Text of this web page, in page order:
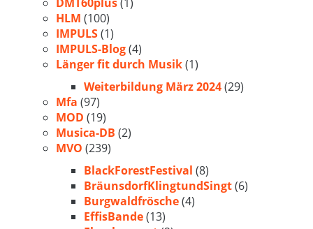
HLM (100)
IMPULS(1)
IMPULS-Blog(4)
Länger fit durch Musik(1)
Weiterbildung März 2024(29)
Mfa (97)
MOD (19)
Musica-DB (2)
MVO (239)
BlackForestFestival (8)
BräunsdorfKlingtundSingt(6)
Burgwaldfrösche(4)
EffisBande(13)